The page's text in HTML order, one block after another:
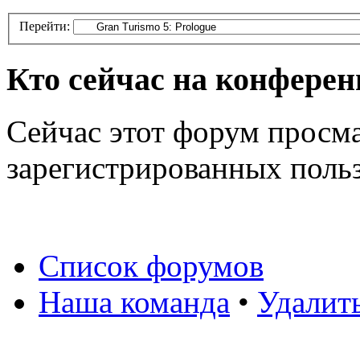
Перейти:
Кто сейчас на
Сейчас этот форум
зарегистрированных
Список форумов
Наша команда •